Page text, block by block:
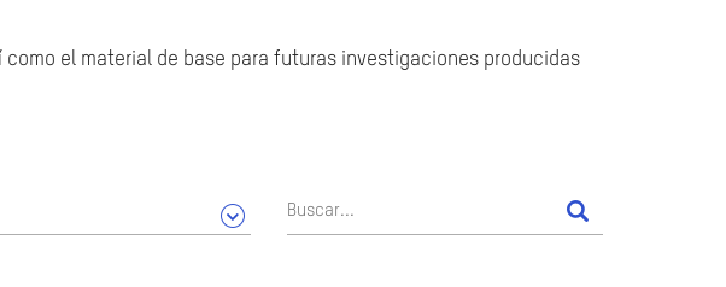
el material de base para futuras investigaciones producidas